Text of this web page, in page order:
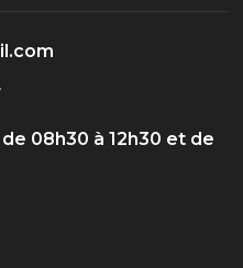
08h30 à 12h30 et de